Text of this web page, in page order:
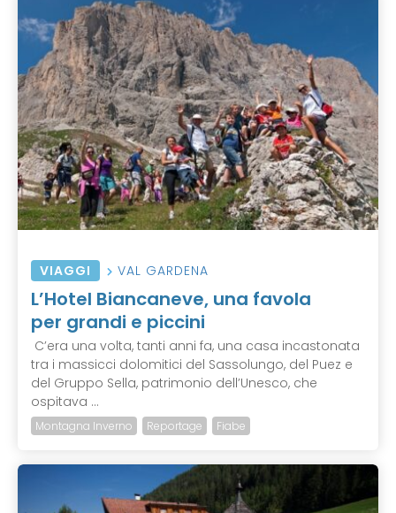
VIAGGI VAL GARDENA
L’Hotel Biancaneve, una favola
per grandi e piccini
C’era una volta, tanti anni fa, una casa incastonata
tra i massicci dolomitici del Sassolungo, del Puez e
del Gruppo Sella, patrimonio dell’Unesco, che
ospitava ...
Montagna Inverno Reportage Fiabe